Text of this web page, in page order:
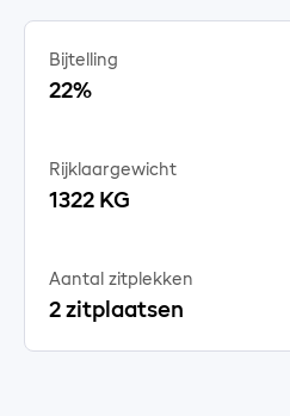
Bijtelling
22%
Rijklaargewicht
1322 KG
Aantal zitplekken
2 zitplaatsen